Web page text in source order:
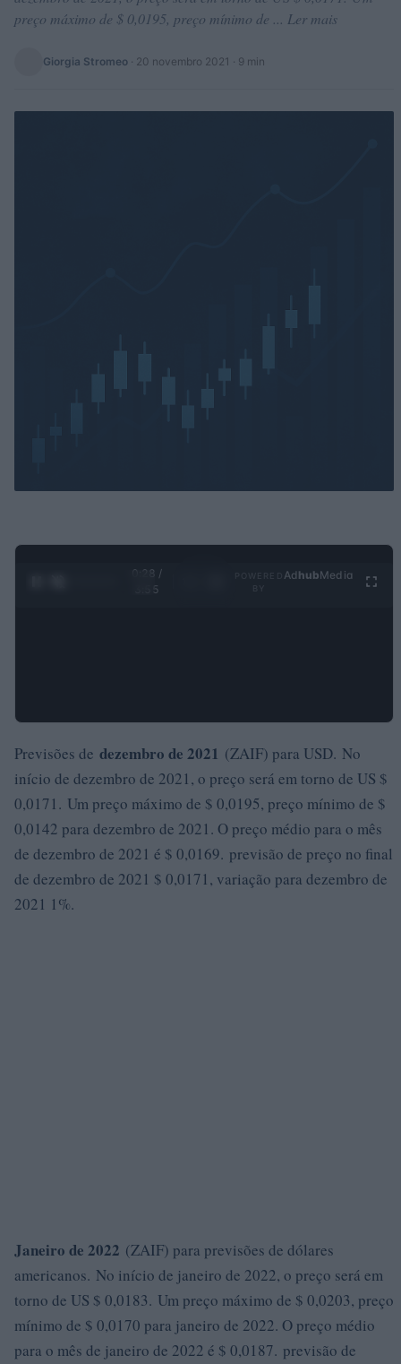
preço máximo de $ 0,0195, preço mínimo de ... Ler mais
Giorgia Stromeo · 20 novembro 2021 · 9 min
0:30 /
3:55
Ad hubMedia
Previsões de dezembro de 2021 (ZAIF) para USD. No
início de dezembro de 2021, o preço será em torno de US $
0,0171. Um preço máximo de $ 0,0195, preço mínimo de $
0,0142 para dezembro de 2021. O preço médio para o mês
de dezembro de 2021 é $ 0,0169. previsão de preço no final
de dezembro de 2021 $ 0,0171, variação para dezembro de
2021 1%.
Janeiro de 2022 (ZAIF) para previsões de dólares
americanos. No início de janeiro de 2022, o preço será em
torno de US $ 0,0183. Um preço máximo de $ 0,0203, preço
mínimo de $ 0,0170 para janeiro de 2022. O preço médio
para o mês de janeiro de 2022 é $ 0,0187. previsão de